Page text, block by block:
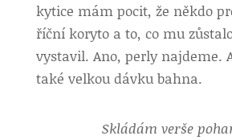
kytice mám pocit, že někdo
říční koryto a to, co mu
vystavil. Ano, perly najdeme.
také velkou dávku bahna.
Skládám verše